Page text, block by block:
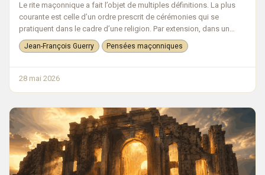
Le rite maçonnique a fait l’objet de multiples définitions. La plus
courante est celle d’un ordre prescrit de cérémonies qui se
pratiquent dans le cadre d’une religion. Par extension, dans un
processu...
Jean-François Guerry Pensées maçonniques
28 mai 2026